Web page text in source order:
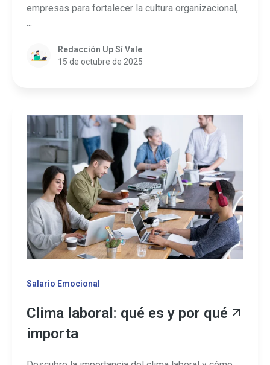
empresas para fortalecer la cultura organizacional,
Redacción Up Sí Vale
15 de octubre de 2025
Salario Emocional
Clima laboral: qué es y por qué
importa